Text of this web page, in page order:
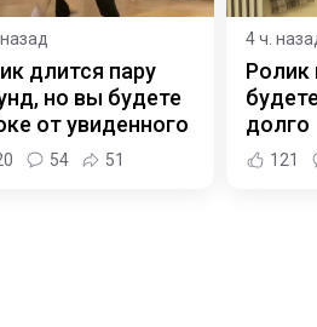
длится пару
но вы будете
от увиденного
54 51
4 ч.
Ролик
долго
121